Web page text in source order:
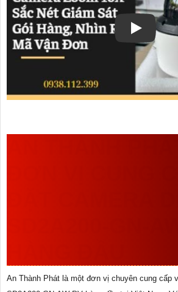
An Thành Phát là một đơn vị chuyên cung cấp